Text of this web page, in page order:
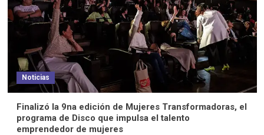
Noticias
Finalizó la 9na edición de Mujeres Transformadoras, el
programa de Disco que impulsa el talento
emprendedor de mujeres